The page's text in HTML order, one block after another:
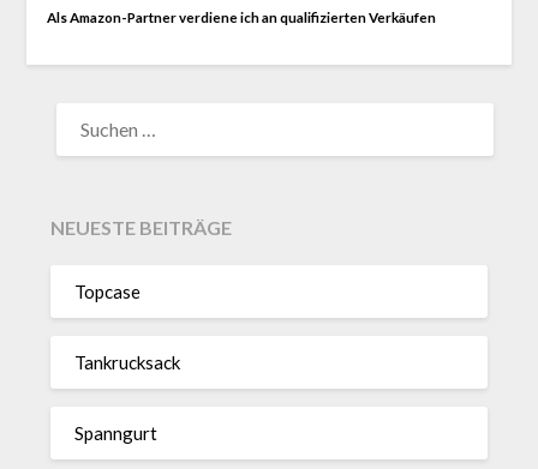
Als Amazon-Partner verdiene ich an qualifizierten Verkäufen
NACH:
NEUESTE BEITRÄGE
Topcase
Tan­kruck­sack
Spann­gurt